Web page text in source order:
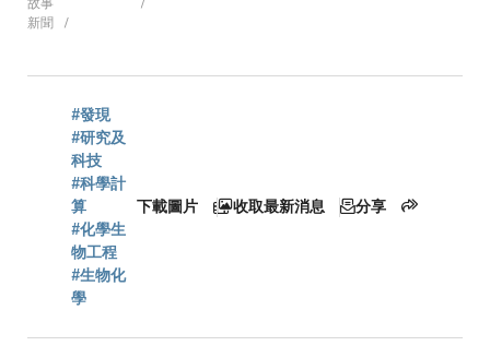
航
連
結
新聞
#發現
#研究及
科技
#科學計
算
#化學生
物工程
#生物化
學
下載圖片 收取最新消息 分享